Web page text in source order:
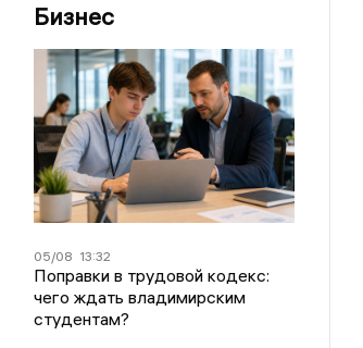
Бизнес
05/08 13:32
Поправки в трудовой кодекс:
чего ждать владимирским
студентам?